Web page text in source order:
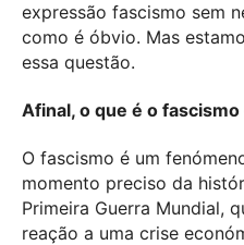
expressão fascismo sem
como é óbvio. Mas
essa questão.
Afinal, o que é o
O fascismo é um
momento preciso da
Primeira Guerra Mundial,
reação a uma crise